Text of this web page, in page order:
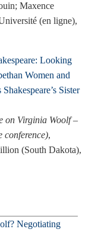
Maxence
(en ligne),
Looking
Women and
Sister
on Virginia Woolf –
conference),
(South Dakota),
Negotiating